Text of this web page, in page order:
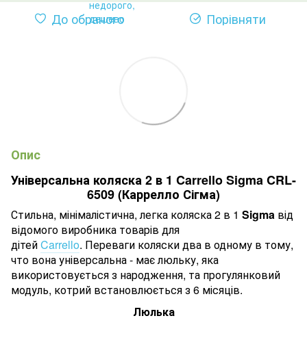
До обраного Порівняти
Опис
Універсальна коляска 2 в 1 Carrello Sigma CRL-
6509 (Каррелло Сігма)
Стильна, мінімалістична, легка коляска 2 в 1 Sigma від
відомого виробника товарів для
дітейCarrello. Переваги коляски два в одному в тому,
что вона універсальна - має люльку, яка
використовується з народження, та прогулянковий
модуль, котрий встановлюється з 6 місяців.
Люлька